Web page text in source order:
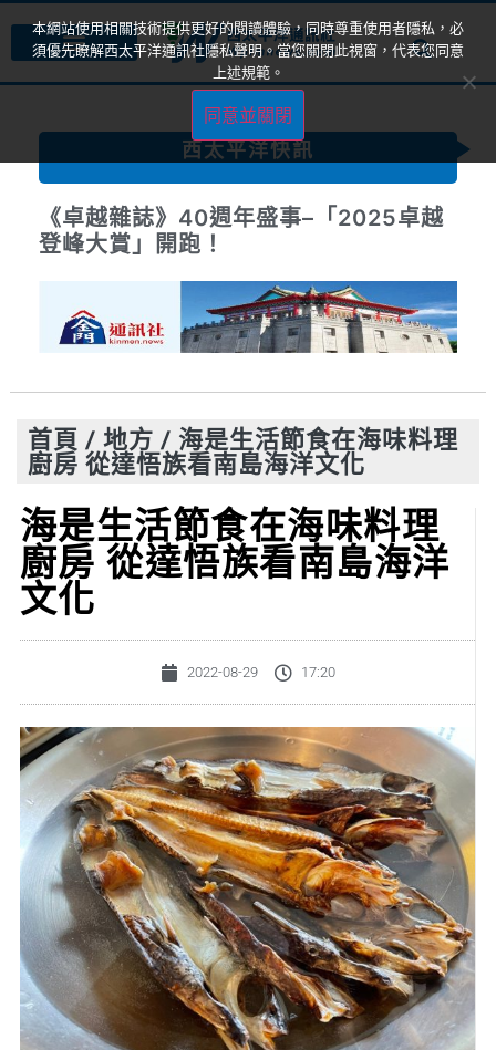
西太平洋快訊
《卓越40菁英獎》見證各界典範 共築社
會善的循環
首頁 / 地方 / 海是生活節食在海味料理
廚房 從達悟族看南島海洋文化
海是生活節食在海味料理
廚房 從達悟族看南島海洋
文化
2022-08-29 17:20
本網站使用相關技術提供更好的閱讀體驗，同時尊重使用者隱私，必
須優先瞭解西太平洋通訊社隱私聲明。當您關閉此視窗，代表您同意
上述規範。
同意並關閉